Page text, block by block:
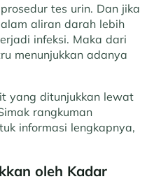
tes urin. Dan jika
aliran darah lebih
infeksi. Maka dari
menunjukkan adanya
yang ditunjukkan lewat
rangkuman
informasi lengkapnya,
oleh Kadar